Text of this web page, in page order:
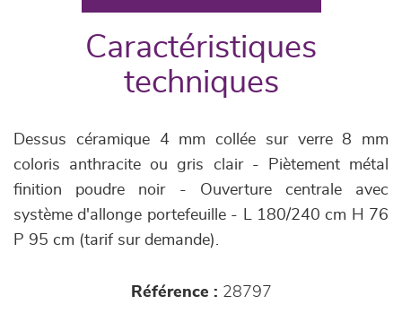
Caractéristiques
techniques
Dessus céramique 4 mm collée sur verre 8 mm
coloris anthracite ou gris clair - Piètement métal
finition poudre noir - Ouverture centrale avec
système d'allonge portefeuille - L 180/240 cm H 76
P 95 cm (tarif sur demande).
Référence : 28797